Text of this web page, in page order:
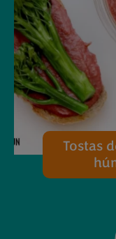
Tostas